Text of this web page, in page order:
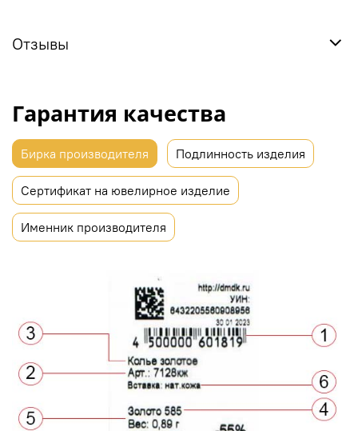
Отзывы
Гарантия качества
Бирка производителя Подлинность изделия
Сертификат на ювелирное изделие
Именник производителя